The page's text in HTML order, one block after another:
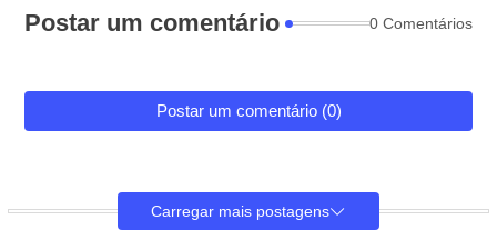
Postar um comentário 0 Comentários
Postar um comentário (0)
Carregar mais postagens